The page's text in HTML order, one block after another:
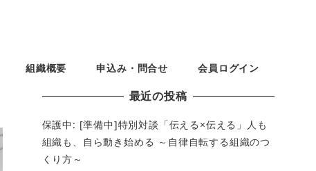
組織概要 申込み・問合せ 会員ログイン
最近の投稿
保護中: [準備中]特別対談「伝える×伝える」人も
組織も、自ら動き始める ～自律自転する組織のつ
くり方～